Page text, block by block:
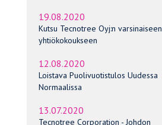
19.08.2020
Kutsu Tecnotree Oyj:n varsinaiseen
yhtiökokoukseen
12.08.2020
Loistava Puolivuotistulos Uudessa
Normaalissa
13.07.2020
Tecnotree Corporation - Johdon